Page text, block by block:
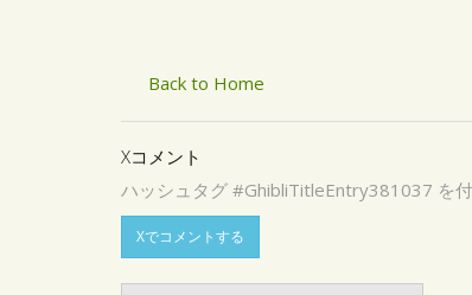
Back to Home
Xコメント
ハッシュタグ #GhibliTitleEntry381037 を
Xでコメントする